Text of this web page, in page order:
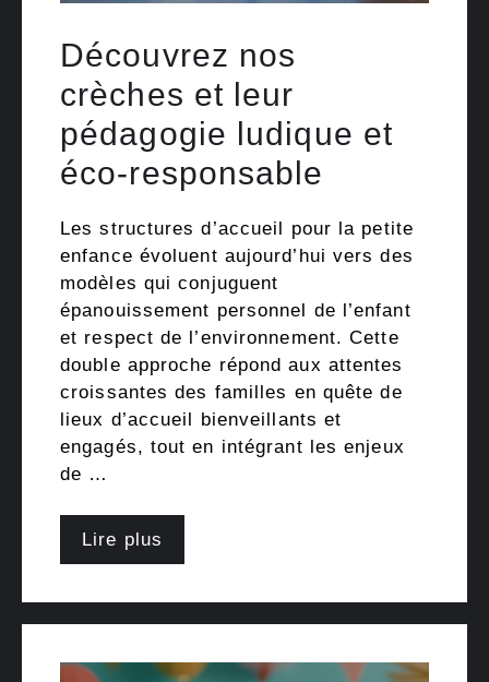
Découvrez nos
crèches et leur
pédagogie ludique et
éco-responsable
Les structures d’accueil pour la petite
enfance évoluent aujourd’hui vers des
modèles qui conjuguent
épanouissement personnel de l’enfant
et respect de l’environnement. Cette
double approche répond aux attentes
croissantes des familles en quête de
lieux d’accueil bienveillants et
engagés, tout en intégrant les enjeux
de …
Lire plus